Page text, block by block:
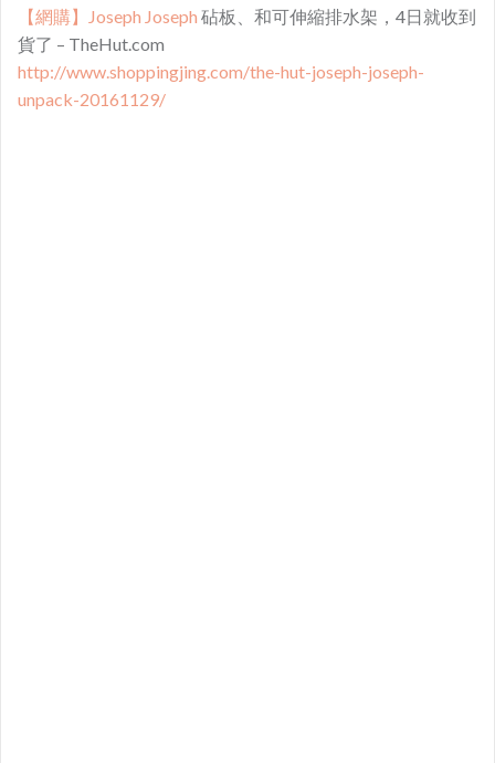
【網購】Joseph Joseph 砧板、和可伸縮排水架，4日就收到
貨了 – TheHut.com
http://www.shoppingjing.com/the-hut-joseph-joseph-
unpack-20161129/